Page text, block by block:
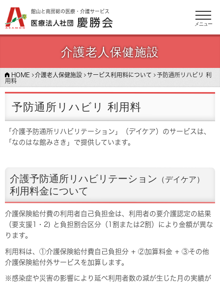
館山と南房総の医療・介護サービス
メニュー
介護老人保健施設
HOME 介護老人保健施設 サービス利用料について
予防通所リハビリ 利
用料
予防通所リハビリ 利用料
「介護予防通所リハビリテーション」（デイケア）のサービスは、
「なのはな館みさき」で提供しています。
介護予防通所リハビリテーション （デイケア）
利用料金について
介護保険給付費の利用者自己負担金は、利用者の要介護認定の結果
（要支援1・2) と負担割合区分（1割または2割）により金額が異な
ります。
利用料は、①介護保険給付費自己負担分 + ②加算料金 + ③その他
介護保険給付外サービスを加算します。
※感染症や災害の影響により延べ利用者数の減が生じた月の実績が